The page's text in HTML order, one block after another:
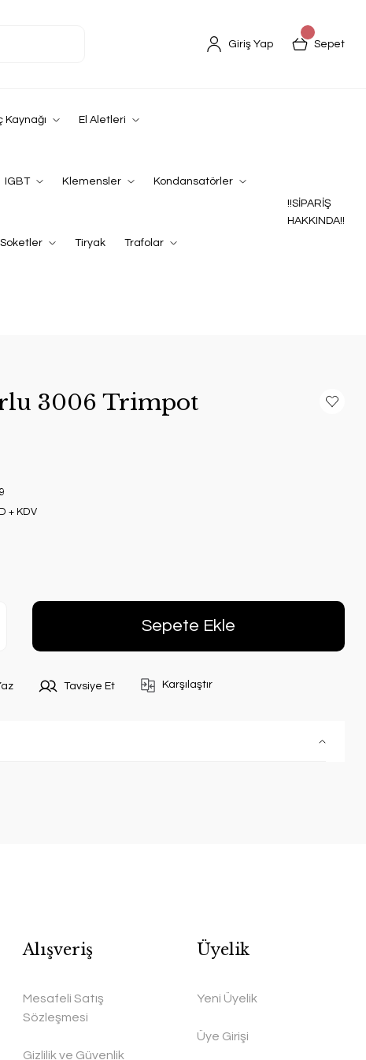
Giriş Yap Sepet
Kaynağı El Aletleri
IGBT Klemensler Kondansatörler
Soketler Tiryak Trafolar
!!SİPARİŞ
HAKKINDA!!
3006 Trimpot
+ KDV
Sepete Ekle
Tavsiye Et Karşılaştır
Alışveriş
Mesafeli Satış
Sözleşmesi
Gizlilik ve Güvenlik
Üyelik
Yeni Üyelik
Üye Girişi